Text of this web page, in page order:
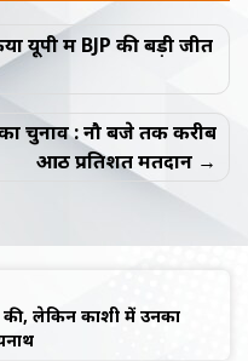
यूपी में BJP की बड़ी जीत
चुनाव : नौ बजे तक करीब
आठ प्रतिशत मतदान
की, लेकिन काशी में उनका